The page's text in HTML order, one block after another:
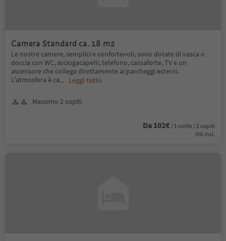
Camera Standard ca. 18 m2
Le nostre camere, semplici e confortevoli, sono dotate di vasca o
doccia con WC, asciugacapelli, telefono, cassaforte, TV e un
ascensore che collega direttamente ai parcheggi esterni.
L'atmosfera è ca... Leggi tutto
Massimo 2 ospiti
Da 102€ / 1 notte / 2 ospiti
IVA incl.